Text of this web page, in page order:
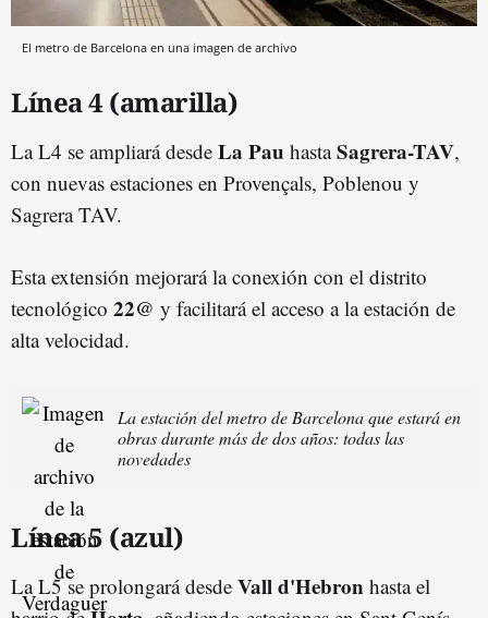
El metro de Barcelona en una imagen de archivo
Línea 4 (amarilla)
La L4 se ampliará desde La Pau hastaSagrera-TAV,
con nuevas estaciones en Provençals, Poblenou y
Sagrera TAV.
Esta extensión mejorará la conexión con el distrito
tecnológico 22@ y facilitará el acceso a la estación de
alta velocidad.
La estación del metro de Barcelona que estará en
obras durante más de dos años: todas las
novedades
Línea 5 (azul)
La L5 se prolongará desde Vall d'Hebron hasta el